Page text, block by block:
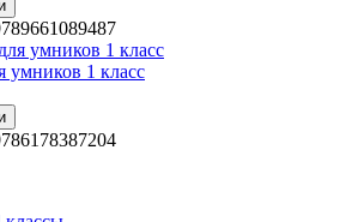
умников 1 класс